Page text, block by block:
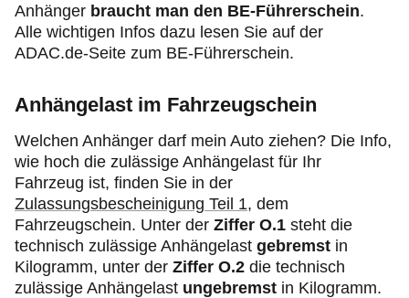
Anhänger braucht man den BE-Führerschein.
Alle wichtigen Infos dazu lesen Sie auf der
ADAC.de-Seite zum BE-Führerschein.
Anhängelast im Fahrzeugschein
Welchen Anhänger darf mein Auto ziehen? Die Info,
wie hoch die zulässige Anhängelast für Ihr
Fahrzeug ist, finden Sie in der
Zulassungsbescheinigung Teil 1, dem
Fahrzeugschein. Unter der Ziffer O.1 steht die
technisch zulässige Anhängelast gebremst in
Kilogramm, unter der Ziffer O.2 die technisch
zulässige Anhängelast ungebremst in Kilogramm.